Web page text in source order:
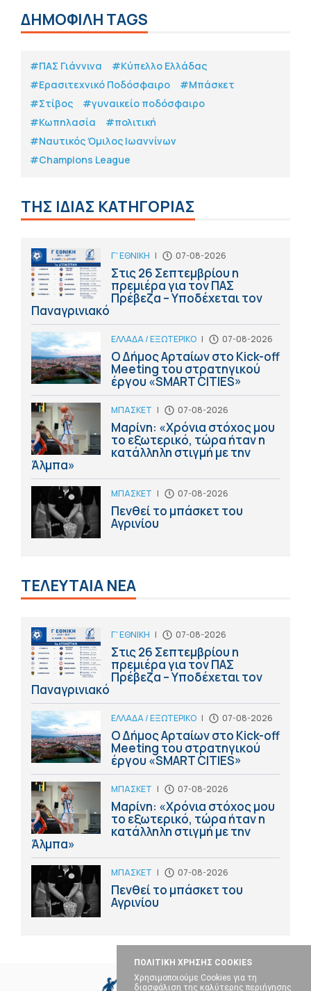
ΠΟΛΙΤΙΚΗ ΧΡΗΣΗΣ COOKIES
Χρησιμοποιούμε Cookies για τη
διασφάλιση της καλύτερης περιήγησης
ΔΗΜΟΦΙΛΗ TAGS
#ΠΑΣ Γιάννινα
#Κύπελλο Ελλάδας
#Eρασιτεχνικό Ποδόσφαιρο
#Μπάσκετ
#Στίβος
#γυναικείο ποδόσφαιρο
#Κωπηλασία
#πολιτική
#Ναυτικός Όμιλος Ιωαννίνων
#Champions League
ΤΗΣ ΙΔΙΑΣ ΚΑΤΗΓΟΡΙΑΣ
Γ' ΕΘΝΙΚΗ | 07-08-2026
Στις 26 Σεπτεμβρίου η
πρεμιέρα για τον ΠΑΣ
Πρέβεζα – Υποδέχεται τον
Παναγρινιακό
ΕΛΛΑΔΑ / ΕΞΩΤΕΡΙΚΟ | 07-08-2026
Ο Δήμος Αρταίων στο Kick-off
Meeting του στρατηγικού
έργου «SMART CITIES»
ΜΠΑΣΚΕΤ | 07-08-2026
Μαρίνη: «Χρόνια στόχος μου
το εξωτερικό, τώρα ήταν η
κατάλληλη στιγμή με την
Άλμπα»
ΜΠΑΣΚΕΤ | 07-08-2026
Πενθεί το μπάσκετ του
Αγρινίου
ΤΕΛΕΥΤΑΙΑ ΝΕΑ
Γ' ΕΘΝΙΚΗ | 07-08-2026
Στις 26 Σεπτεμβρίου η
πρεμιέρα για τον ΠΑΣ
Πρέβεζα – Υποδέχεται τον
Παναγρινιακό
ΕΛΛΑΔΑ / ΕΞΩΤΕΡΙΚΟ | 07-08-2026
Ο Δήμος Αρταίων στο Kick-off
Meeting του στρατηγικού
έργου «SMART CITIES»
ΜΠΑΣΚΕΤ | 07-08-2026
Μαρίνη: «Χρόνια στόχος μου
το εξωτερικό, τώρα ήταν η
κατάλληλη στιγμή με την
Άλμπα»
ΜΠΑΣΚΕΤ | 07-08-2026
Πενθεί το μπάσκετ του
Αγρινίου